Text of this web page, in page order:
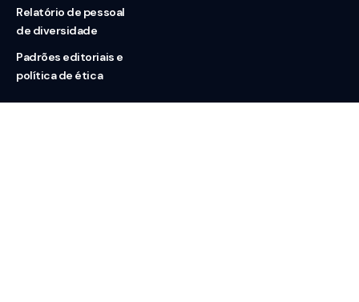
Relatório de pessoal
de diversidade
Padrões editoriais e
política de ética